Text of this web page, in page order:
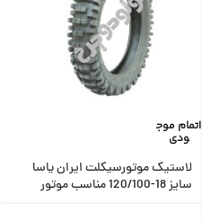
اتمام موج
ودی
لاستیک موتورسیکلت ایران یاسا
سایز 18-120/100 مناسب موتور